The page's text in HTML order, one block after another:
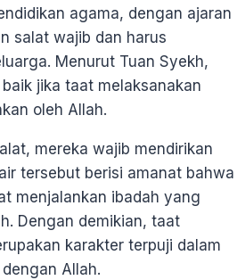
agama, dengan ajaran
salat wajib dan harus
Menurut Tuan Syekh,
jika taat melaksanakan
oleh Allah.
mereka wajib mendirikan
tersebut berisi amanat bahwa
menjalankan ibadah yang
Dengan demikian, taat
karakter terpuji dalam
Allah.